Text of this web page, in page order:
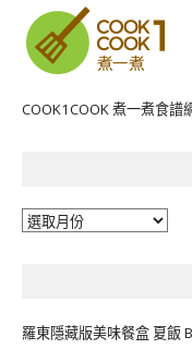
COOK1COOK 煮一煮食譜
彙
羅東隱藏版美味餐盒 夏飯